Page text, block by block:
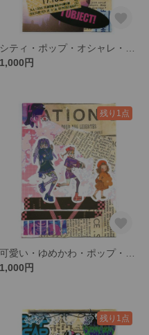
1,000円
残り1点
1,000円
残り1点